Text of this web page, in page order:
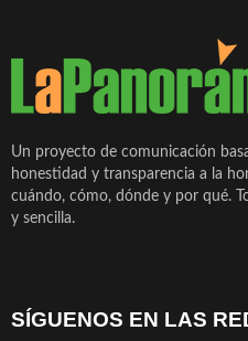
Un proyecto de comunicación
honestidad y transparencia a la
cuándo, cómo, dónde y por qué.
y sencilla.
SÍGUENOS EN LAS